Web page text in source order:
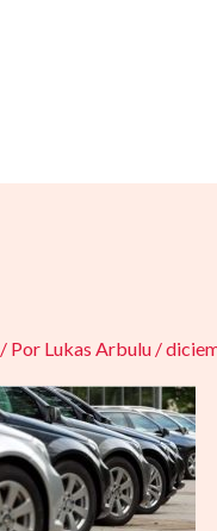
/ Por Lukas Arbulu /